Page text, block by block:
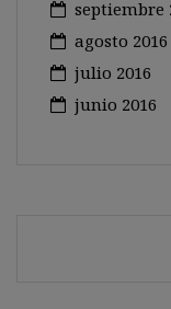
septiembre
agosto 2016
julio 2016
junio 2016